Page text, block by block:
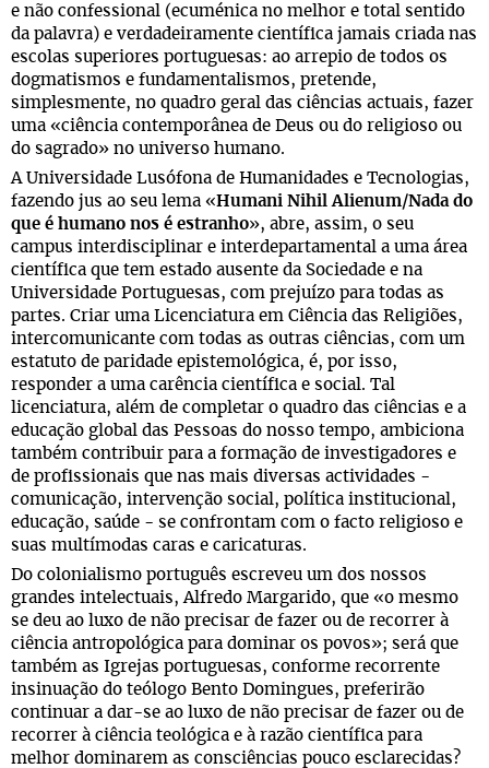
e não confessional (ecuménica no melhor e total sentido
da palavra) e verdadeiramente científica jamais criada nas
escolas superiores portuguesas: ao arrepio de todos os
dogmatismos e fundamentalismos, pretende,
simplesmente, no quadro geral das ciências actuais, fazer
uma «ciência contemporânea de Deus ou do religioso ou
do sagrado» no universo humano.
A Universidade Lusófona de Humanidades e Tecnologias,
fazendo jus ao seu lema «Humani Nihil Alienum/Nada do
que é humano nos é estranho», abre, assim, o seu
campus interdisciplinar e interdepartamental a uma área
científica que tem estado ausente da Sociedade e na
Universidade Portuguesas, com prejuízo para todas as
partes. Criar uma Licenciatura em Ciência das Religiões,
intercomunicante com todas as outras ciências, com um
estatuto de paridade epistemológica, é, por isso,
responder a uma carência científica e social. Tal
licenciatura, além de completar o quadro das ciências e a
educação global das Pessoas do nosso tempo, ambiciona
também contribuir para a formação de investigadores e
de profissionais que nas mais diversas actividades -
comunicação, intervenção social, política institucional,
educação, saúde - se confrontam com o facto religioso e
suas multímodas caras e caricaturas.
Do colonialismo português escreveu um dos nossos
grandes intelectuais, Alfredo Margarido, que «o mesmo
se deu ao luxo de não precisar de fazer ou de recorrer à
ciência antropológica para dominar os povos»; será que
também as Igrejas portuguesas, conforme recorrente
insinuação do teólogo Bento Domingues, preferirão
continuar a dar-se ao luxo de não precisar de fazer ou de
recorrer à ciência teológica e à razão científica para
melhor dominarem as consciências pouco esclarecidas?